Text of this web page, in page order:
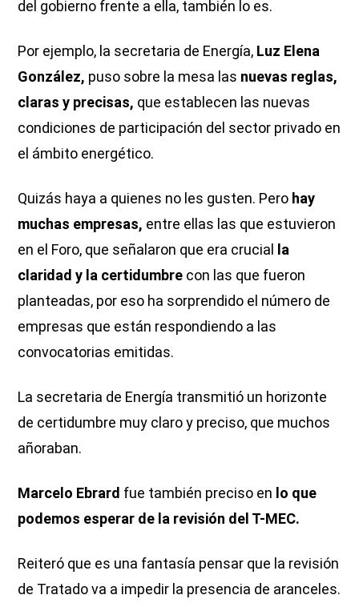
del gobierno frente a ella, también lo es.
Por ejemplo, la secretaria de Energía, Luz Elena
González, puso sobre la mesa las nuevas reglas,
claras y precisas, que establecen las nuevas
condiciones de participación del sector privado en
el ámbito energético.
Quizás haya a quienes no les gusten. Pero hay
muchas empresas, entre ellas las que estuvieron
en el Foro, que señalaron que era crucial
la
claridad y la certidumbre con las que fueron
planteadas, por eso ha sorprendido el número de
empresas que están respondiendo a las
convocatorias emitidas.
La secretaria de Energía transmitió un horizonte
de certidumbre muy claro y preciso, que muchos
añoraban.
Marcelo Ebrard fue también preciso en lo que
podemos esperar de la revisión del T-MEC.
Reiteró que es una fantasía pensar que la revisión
de Tratado va a impedir la presencia de aranceles.